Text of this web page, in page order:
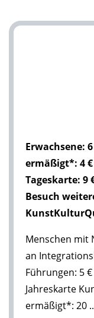
Erwachsene:
ermäßigt*: 4 €
Tageskarte: 9
Besuch
Menschen mit
an
Führungen: 5 €
Jahreskarte
ermäßigt*: 20